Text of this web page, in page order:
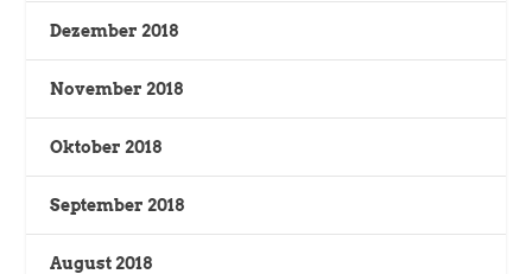
Dezember 2018
November 2018
Oktober 2018
September 2018
August 2018